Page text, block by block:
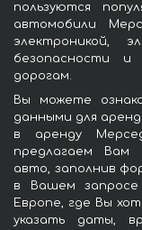
пользуются
автомобили
электроникой,
безопасности
дорогам.
Вы можете
данными для
в аренду
предлагаем Вам
авто, заполнив
в Вашем
Европе, где Вы
указать даты,